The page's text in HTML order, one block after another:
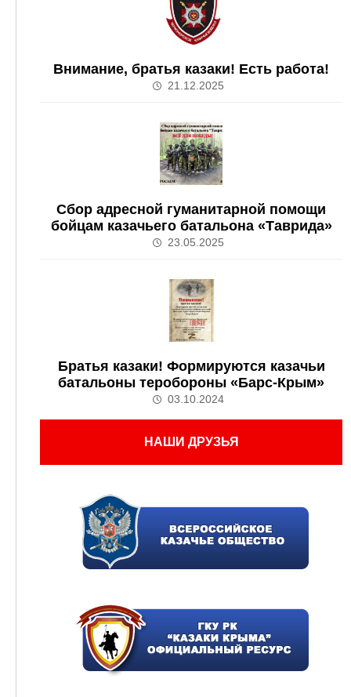
Внимание, братья казаки! Есть работа!
21.12.2025
Сбор адресной гуманитарной помощи
бойцам казачьего батальона «Таврида»
23.05.2025
Братья казаки! Формируются казачьи
батальоны теробороны «Барс-Крым»
03.10.2024
НАШИ ДРУЗЬЯ